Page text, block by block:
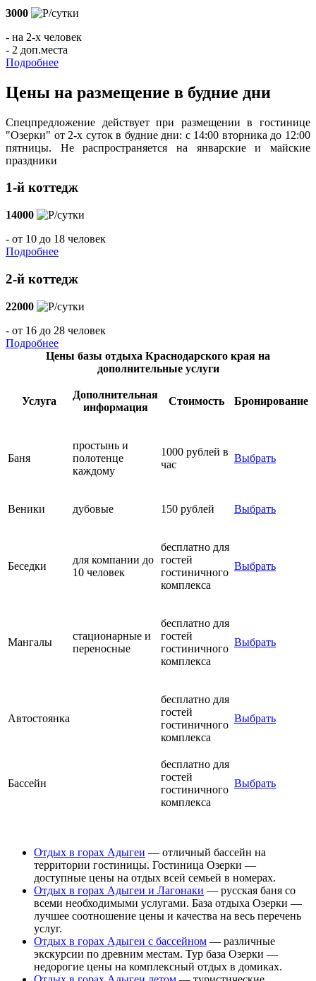
3000
/сутки
- на 2-х человек
- 2 доп.места
Подробнее
Цены на размещение в будние дни
Спецпредложение действует при размещении в гостинице
"Озерки" от 2-х суток в будние дни: с 14:00 вторника до 12:00
пятницы. Не распространяется на январские и майские
праздники
1-й коттедж
14000
/сутки
- от 10 до 18 человек
Подробнее
2-й коттедж
22000
/сутки
- от 16 до 28 человек
Подробнее
Цены базы отдыха Краснодарского края на
дополнительные услуги
Услуга
Дополнительная
информация
Стоимость Бронирование
Баня
простынь и
полотенце
каждому
1000 рублей в
час
Выбрать
Веники дубовые 150 рублей Выбрать
Беседки
для компании до
10 человек
бесплатно для
гостей
гостиничного
комплекса
Выбрать
Мангалы
стационарные и
переносные
бесплатно для
гостей
гостиничного
комплекса
Выбрать
Автостоянка
бесплатно для
гостей
гостиничного
комплекса
Выбрать
Бассейн
бесплатно для
гостей
гостиничного
комплекса
Выбрать
Отдых в горах Адыгеи — отличный бассейн на
территории гостиницы. Гостиница Озерки —
доступные цены на отдых всей семьей в номерах.
Отдых в горах Адыгеи и Лагонаки — русская баня со
всеми необходимыми услугами. База отдыха Озерки —
лучшее соотношение цены и качества на весь перечень
услуг.
Отдых в горах Адыгеи с бассейном — различные
экскурсии по древним местам. Тур база Озерки —
недорогие цены на комплексный отдых в домиках.